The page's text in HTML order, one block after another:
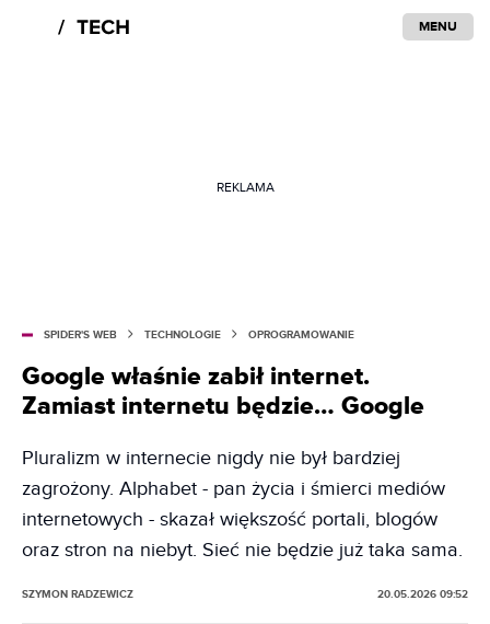
MENU
REKLAMA
SPIDER'S WEB TECHNOLOGIE OPROGRAMOWANIE
Google właśnie zabił internet.
Zamiast internetu będzie… Google
Pluralizm w internecie nigdy nie był bardziej
zagrożony. Alphabet - pan życia i śmierci mediów
internetowych - skazał większość portali, blogów
oraz stron na niebyt. Sieć nie będzie już taka sama.
SZYMON RADZEWICZ 20.05.2026 09:52